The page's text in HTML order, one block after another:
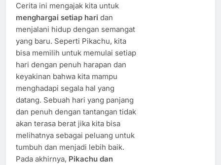
Cerita ini mengajak kita untuk
menghargai setiap hari dan
menjalani hidup dengan semangat
yang baru. Seperti Pikachu, kita
bisa memilih untuk memulai setiap
hari dengan penuh harapan dan
keyakinan bahwa kita mampu
menghadapi segala hal yang
datang. Sebuah hari yang panjang
dan penuh dengan tantangan tidak
akan terasa berat jika kita bisa
melihatnya sebagai peluang untuk
tumbuh dan menjadi lebih baik.
Pada akhirnya, Pikachu dan